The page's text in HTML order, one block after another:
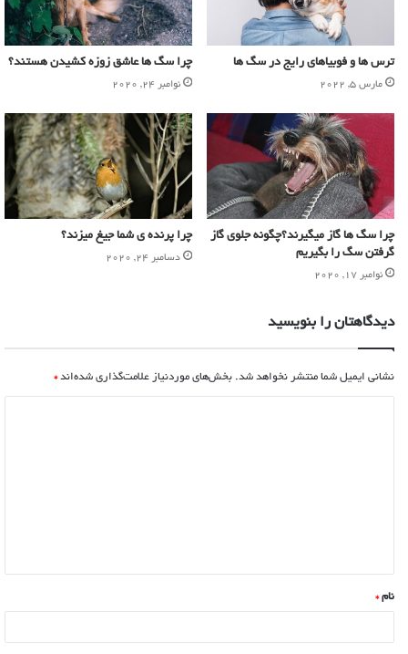
ترس ها و فوبیاهای رایج در سگ ها
مارس 5, 2022
چرا سگ ها عاشق زوزه کشیدن هستند؟
نوامبر 24, 2020
چرا سگ ها گاز میگیرند؟چگونه جلوی گاز
گرفتن سگ را بگیریم
نوامبر 17, 2020
چرا پرنده ی شما جیغ میزند؟
دسامبر 24, 2020
دیدگاهتان را بنویسید
نشانی ایمیل شما منتشر نخواهد شد. بخش‌های موردنیاز علامت‌گذاری شده‌اند*
نام*